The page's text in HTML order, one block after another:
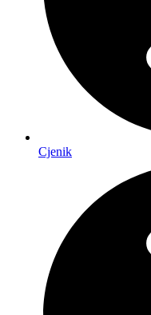
Cjenik